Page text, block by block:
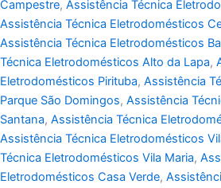
Campestre, Assistência Técnica
Assistência Técnica Eletrodomésticos
Assistência Técnica Eletrodomésticos
Técnica Eletrodomésticos Alto da Lapa,
Eletrodomésticos Pirituba, Assistência
Parque São Domingos, Assistência
Santana, Assistência Técnica
Assistência Técnica Eletrodomésticos
Técnica Eletrodomésticos Vila Maria,
Eletrodomésticos Casa Verde,